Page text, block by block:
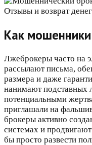
Как
Лжеброкеры часто на
рассылают письма,
размера и даже
нанимают подставных
потенциальными
приглашали на
брокеры активно
системах и
бы просто развести